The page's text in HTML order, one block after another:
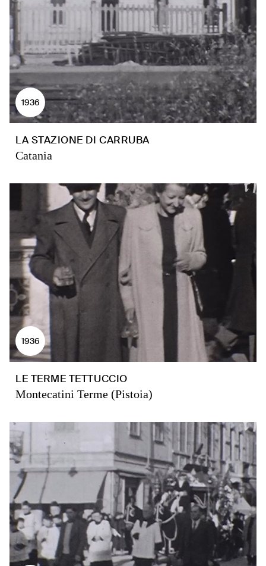
1936
LA STAZIONE DI CARRUBA
Catania
1936
LE TERME TETTUCCIO
Montecatini Terme (Pistoia)